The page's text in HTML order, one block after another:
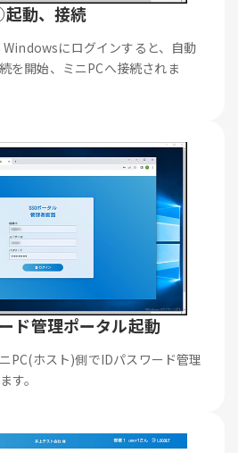
動、接続
Windowsにログインすると、自動
を開始、ミニPCへ接続されま
ド管理ポータル起動
PC(ホスト)側でIDパスワード管理
す。